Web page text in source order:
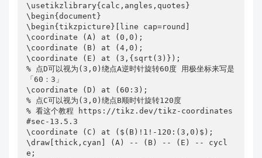
\usetikzlibrary{calc,angles,quotes}
\begin{document}
\begin{tikzpicture}[line cap=round]
\coordinate (A) at (0,0);
\coordinate (B) at (4,0);
\coordinate (E) at (3,{sqrt(3)});
% 点D可以视为(3,0)绕点A逆时针旋转60度 用极坐标来写是
「60：3」
\coordinate (D) at (60:3);
% 点C可以视为(3,0)绕点B顺时针旋转120度
% 看这个教程 https://tikz.dev/tikz-coordinates
#sec-13.5.3
\coordinate (C) at ($(B)!1!-120:(3,0)$);
\draw[thick,cyan] (A) -- (B) -- (E) -- cycl
e;